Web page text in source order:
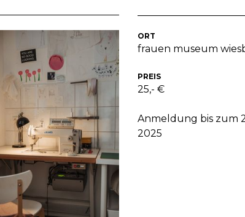
ORT
frauen museum
PREIS
25,- €
Anmeldung bis zum
2025